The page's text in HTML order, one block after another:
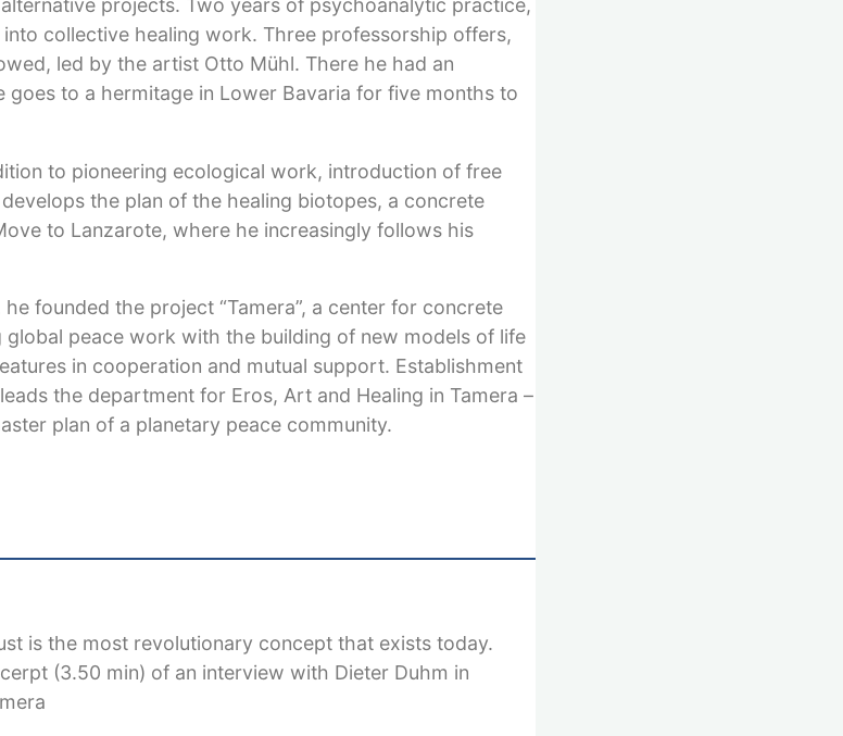
projects. Two years of psychoanalytic practice,
collective healing work. Three professorship offers,
led by the artist Otto Mühl. There he had an
to a hermitage in Lower Bavaria for five months to
to pioneering ecological work, introduction of free
the plan of the healing biotopes, a concrete
to Lanzarote, where he increasingly follows his
founded the project “Tamera”, a center for concrete
peace work with the building of new models of life
in cooperation and mutual support. Establishment
the department for Eros, Art and Healing in Tamera –
plan of a planetary peace community.
is the most revolutionary concept that exists today.
(3.50 min) of an interview with Dieter Duhm in